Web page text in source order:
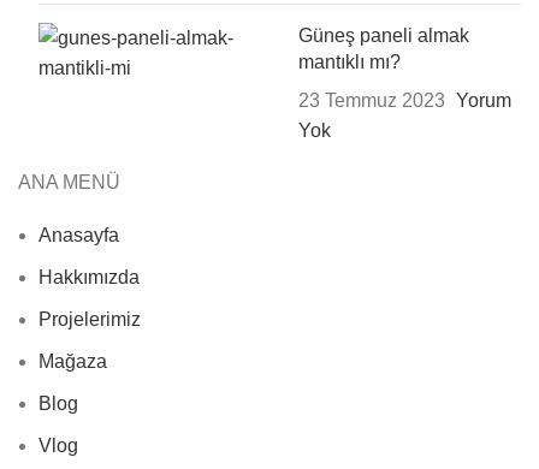
Güneş paneli almak
mantıklı mı?
23 Temmuz 2023 Yorum
Yok
ANA MENÜ
Anasayfa
Hakkımızda
Projelerimiz
Mağaza
Blog
Vlog